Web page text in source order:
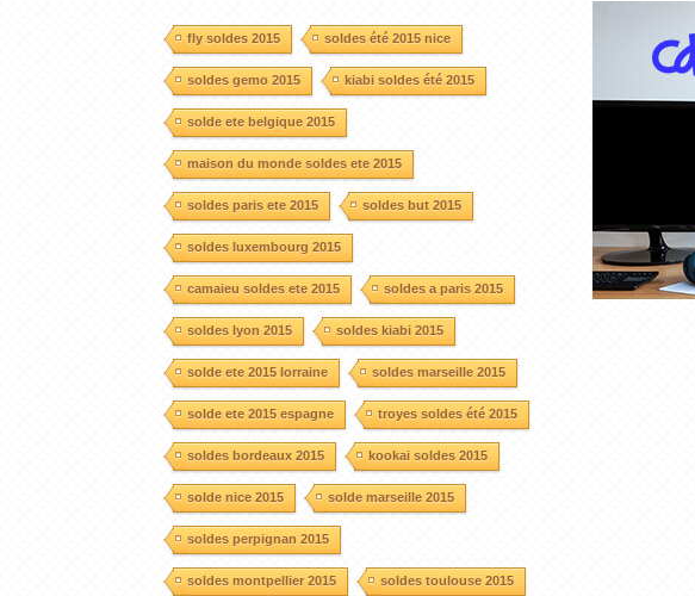
fly soldes 2015 soldes été 2015 nice
soldes gemo 2015 kiabi soldes été 2015
solde ete belgique 2015
maison du monde soldes ete 2015
soldes paris ete 2015 soldes but 2015
soldes luxembourg 2015
camaieu soldes ete 2015 soldes a paris 2015
soldes lyon 2015 soldes kiabi 2015
solde ete 2015 lorraine soldes marseille 2015
solde ete 2015 espagne troyes soldes été 2015
soldes bordeaux 2015 kookai soldes 2015
solde nice 2015 solde marseille 2015
soldes perpignan 2015
soldes montpellier 2015 soldes toulouse 2015